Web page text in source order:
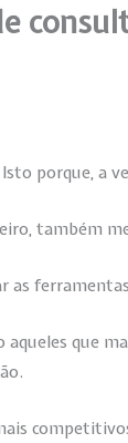
porque, a
também
que